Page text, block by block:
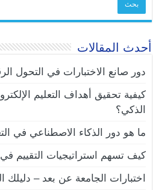
أحدث المقالات
دور صانع الاختبارات في التحول
كيفية تحقيق أهداف التعليم
الذكي؟
ما هو دور الذكاء الاصطناعي في
كيف تسهم استراتيجيات التقييم
اختبارات الجامعة عن بعد – دليلك